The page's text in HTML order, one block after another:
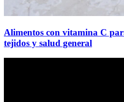
Alimentos con vitamina C
tejidos y salud general